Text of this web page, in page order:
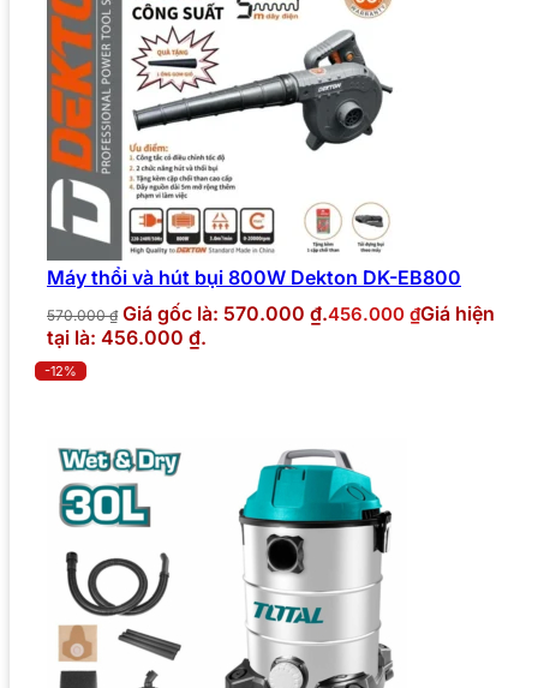
Máy thổi và hút bụi 800W Dekton DK-EB800
570.000₫ Giá gốc là: 570.000 ₫.456.000 ₫Giá hiện
tại là: 456.000 ₫.
-12%